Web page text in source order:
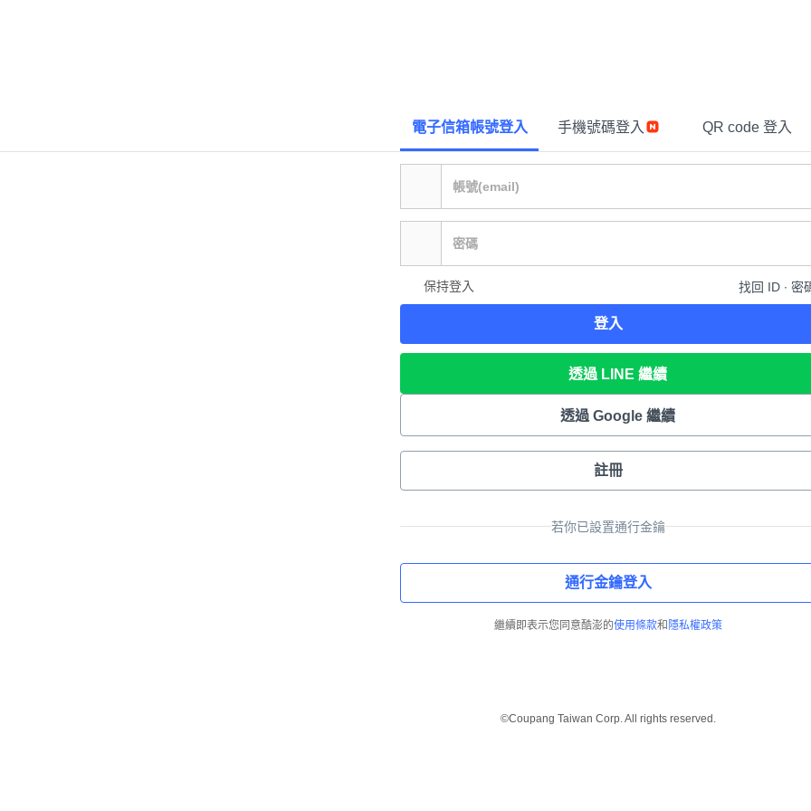
電子信箱帳號登入 手機號碼登入 QR code 登入
保持登入 找回 ID ∙ 密
登入
透過 LINE 繼續
透過 Google 繼續
註冊
若你已設置通行金鑰
通行金鑰登入
繼續即表示您同意酷澎的使用條款和 隱私權政策
©Coupang Taiwan Corp. All rights reserved.